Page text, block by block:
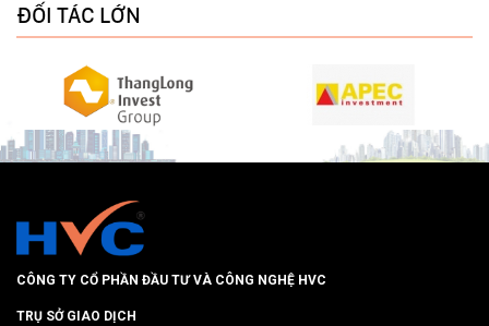
ĐỐI TÁC LỚN
CÔNG TY CỔ PHẦN ĐẦU TƯ VÀ CÔNG NGHỆ HVC
TRỤ SỞ GIAO DỊCH